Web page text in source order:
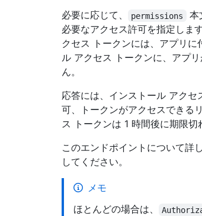
必要に応じて、
permissions
本
必要なアクセス許可を指定しま
クセス トークンには、アプリ
ル アクセス トークンに、アプ
ん。
応答には、インストール アク
可、トークンがアクセスできる
ス トークンは 1 時間後に期限切
このエンドポイントについて詳
してください。
メモ
ほとんどの場合は、